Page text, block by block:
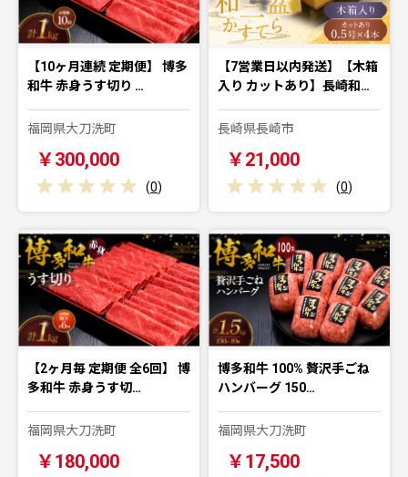
【10ヶ月連続 定期便】 博多
和牛 赤身うす切り …
福岡県大刀洗町
￥300,000
(0)
【7営業日以内発送】【木箱
入り カットあり】長崎和…
長崎県長崎市
￥21,000
(0)
【2ヶ月毎 定期便 全6回】 博
多和牛 赤身うす切…
福岡県大刀洗町
￥180,000
博多和牛 100% 贅沢手ごね
ハンバーグ 150…
福岡県大刀洗町
￥17,500